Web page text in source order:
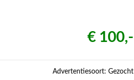
€ 100,-
Advertentiesoort: Gezocht